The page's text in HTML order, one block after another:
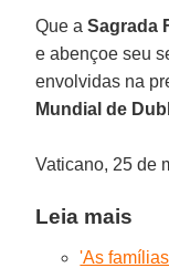
Que aSagrada
e abençoe seu
envolvidas na
Mundial de
Vaticano, 25 de
Leia mais
'As